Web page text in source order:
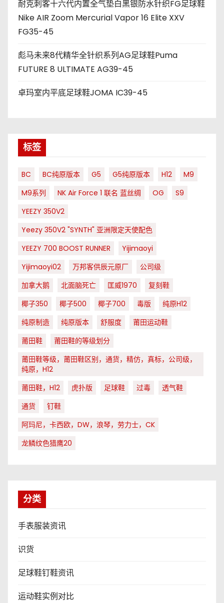
耐克刺客十六代内置全气垫白黑银防水针织FG足球鞋
Nike AIR Zoom Mercurial Vapor 16 Elite XXV
FG35-45
彪马未来8代精华全针织系列AG足球鞋Puma
FUTURE 8 ULTIMATE AG39-45
卓玛室内平底足球鞋JOMA IC39-45
标签
BC BC纯原版本 G5 G5纯原版本 H12
M9
M9系列
NK Air Force 1 联名 蓝丝绸 OG
S9
YEEZY 350V2
Yeezy 350V2 "SYNTH" 亚洲限定天使配色
YEEZY 700 BOOST RUNNER
Yijimaoyi
Yijimaoyi02
万邦客供辰元原厂
公司级
加拿大鹅
北面脑死亡 匡威1970
复刻鞋
椰子350
椰子500 椰子700 毒版
纯原H12
纯原制造
纯原版本 舒服度
莆田运动鞋
莆田鞋
莆田鞋的等级划分
莆田鞋等级，莆田鞋区别，通货，精仿，真标，公司级，
纯原，H12
莆田鞋，H12
虎扑版 足球鞋 过毒
透气鞋
通货
钉鞋
阿玛尼，卡西欧，DW，浪琴，劳力士，CK
龙鳞纹色猎鹰20
分类
手表服装资讯
识货
足球鞋钉鞋资讯
运动鞋实例对比